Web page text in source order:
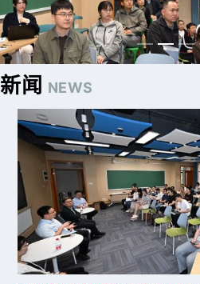
新闻 NEWS